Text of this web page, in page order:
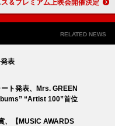
緑黄色社会、ライブ映像作品『Channel Us 2025 at 東京体育館』リリース＆プレミアム上映会開催決定
RELATED NEWS
表
ト発表、Mrs. GREEN
“Artist 100”首位
、【MUSIC AWARDS